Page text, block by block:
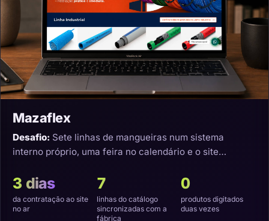
Mazaflex
Desafio: Sete linhas de mangueiras num sistema
interno próprio, uma feira no calendário e o site
3 dias
da contratação ao site
no ar
7
linhas do catálogo
sincronizadas com a
fábrica
0
produtos digitados
duas vezes